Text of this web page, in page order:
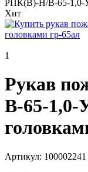
РПК(В)-Н/В-65-1,0-
Хит
1
Рукав
В-65-1,0-
Артикул: 100002241